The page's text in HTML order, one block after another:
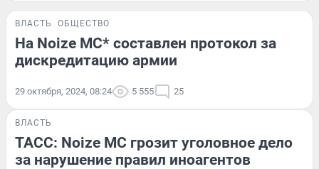
ВЛАСТЬ ОБЩЕСТВО
На Noize MC* составлен протокол за
дискредитацию армии
29 октября, 2024, 08:24 5 555 25
ВЛАСТЬ
ТАСС: Noize MC грозит уголовное дело
за нарушение правил иноагентов